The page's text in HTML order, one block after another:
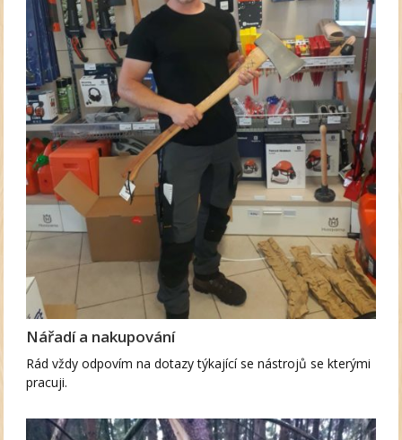
Nářadí a nakupování
Rád vždy odpovím na dotazy týkající se nástrojů se kterými
pracuji.